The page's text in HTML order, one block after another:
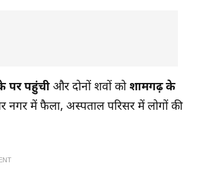
पर पहुंचीऔर दोनों शवों कोशामगढ़ के
नगर में फैला, अस्पताल परिसर में लोगों की